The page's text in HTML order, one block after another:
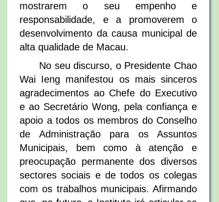
mostrarem o seu empenho e
responsabilidade, e a promoverem o
desenvolvimento da causa municipal de
alta qualidade de Macau.
No seu discurso, o Presidente Chao
Wai Ieng manifestou os mais sinceros
agradecimentos ao Chefe do Executivo
e ao Secretário Wong, pela confiança e
apoio a todos os membros do Conselho
de Administração para os Assuntos
Municipais, bem como à atenção e
preocupação permanente dos diversos
sectores sociais e de todos os colegas
com os trabalhos municipais. Afirmando